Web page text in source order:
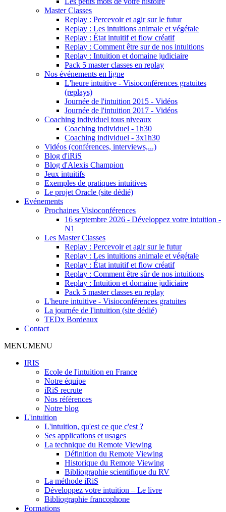
Master Classes
Replay : Percevoir et agir sur le futur
Replay : Les intuitions animale et végétale
Replay : État intuitif et flow créatif
Replay : Comment être sur de nos intuitions
Replay : Intuition et domaine judiciaire
Pack 5 master classes en replay
Nos événements en ligne
L'heure intuitive - Visioconférences gratuites
(replays)
Journée de l'intuition 2015 - Vidéos
Journée de l'intuition 2017 - Vidéos
Coaching individuel tous niveaux
Coaching individuel - 1h30
Coaching individuel - 3x1h30
Vidéos (conférences, interviews,...)
Blog d'iRiS
Blog d'Alexis Champion
Jeux intuitifs
Exemples de pratiques intuitives
Le projet Oracle (site dédié)
Evénements
Prochaines Visioconférences
16 septembre 2026 - Développez votre intuition -
N1
Les Master Classes
Replay : Percevoir et agir sur le futur
Replay : Les intuitions animale et végétale
Replay : État intuitif et flow créatif
Replay : Comment être sûr de nos intuitions
Replay : Intuition et domaine judiciaire
Pack 5 master classes en replay
L'heure intuitive - Visioconférences gratuites
La journée de l'intuition (site dédié)
TEDx Bordeaux
Contact
MENUMENU
IRIS
Ecole de l'intuition en France
Notre équipe
iRiS recrute
Nos références
Notre blog
L'intuition
L'intuition, qu'est ce que c'est ?
Ses applications et usages
La technique du Remote Viewing
Définition du Remote Viewing
Historique du Remote Viewing
Bibliographie scientifique du RV
La méthode iRiS
Développez votre intuition – Le livre
Bibliographie francophone
Formations